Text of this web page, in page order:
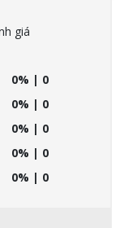
giá
0% | 0
0% | 0
0% | 0
0% | 0
0% | 0